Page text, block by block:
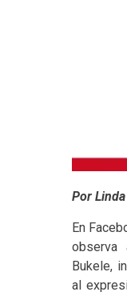
Por
En
observa
Bukele,
al